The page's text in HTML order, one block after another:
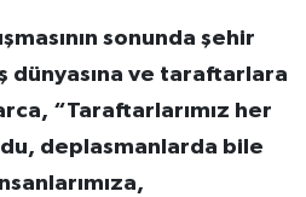
sonunda şehir
dünyasına ve taraftarlara
“Taraftarlarımız her
deplasmanlarda bile